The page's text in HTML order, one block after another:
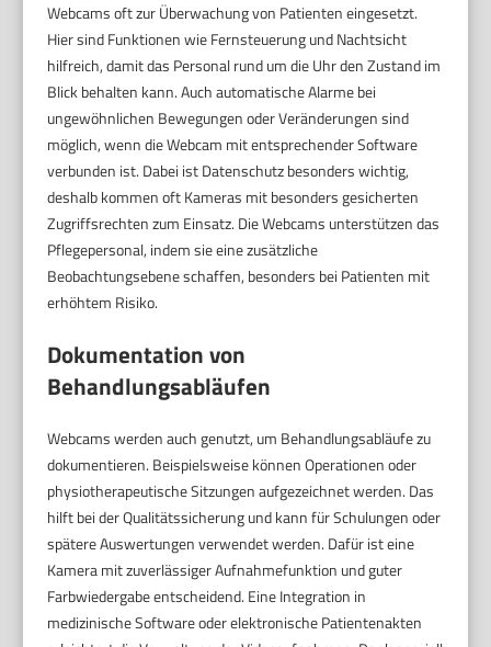
Webcams oft zur Überwachung von Patienten eingesetzt.
Hier sind Funktionen wie Fernsteuerung und Nachtsicht
hilfreich, damit das Personal rund um die Uhr den Zustand im
Blick behalten kann. Auch automatische Alarme bei
ungewöhnlichen Bewegungen oder Veränderungen sind
möglich, wenn die Webcam mit entsprechender Software
verbunden ist. Dabei ist Datenschutz besonders wichtig,
deshalb kommen oft Kameras mit besonders gesicherten
Zugriffsrechten zum Einsatz. Die Webcams unterstützen das
Pflegepersonal, indem sie eine zusätzliche
Beobachtungsebene schaffen, besonders bei Patienten mit
erhöhtem Risiko.
Dokumentation von
Behandlungsabläufen
Webcams werden auch genutzt, um Behandlungsabläufe zu
dokumentieren. Beispielsweise können Operationen oder
physiotherapeutische Sitzungen aufgezeichnet werden. Das
hilft bei der Qualitätssicherung und kann für Schulungen oder
spätere Auswertungen verwendet werden. Dafür ist eine
Kamera mit zuverlässiger Aufnahmefunktion und guter
Farbwiedergabe entscheidend. Eine Integration in
medizinische Software oder elektronische Patientenakten